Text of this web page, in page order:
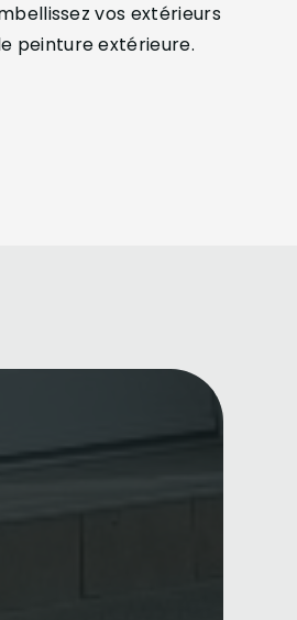
vos extérieurs
peinture extérieure.